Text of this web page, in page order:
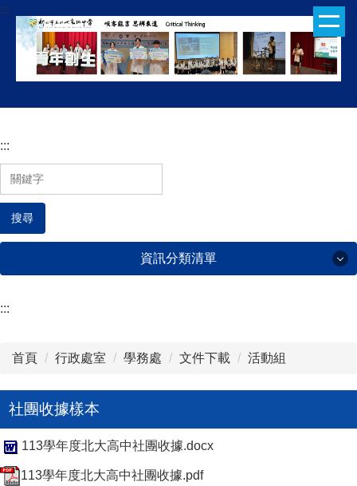
跳
到
容
:::
:::
搜尋
資訊分類清單
:::
首頁 行政處室 學務處 文件下載 活動組
社團收據樣本
113學年度北大高中社團收據.docx
113學年度北大高中社團收據.pdf